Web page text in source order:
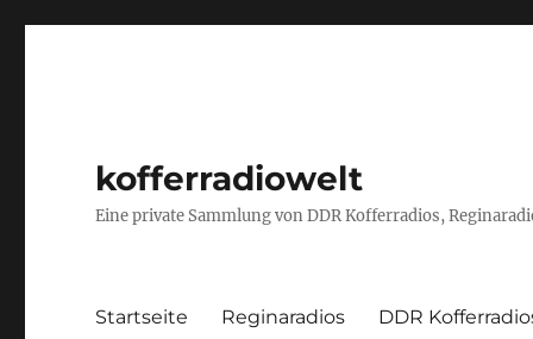
kofferradiowelt
Eine private Sammlung von DDR Kofferradios,
Startseite Reginaradios DDR